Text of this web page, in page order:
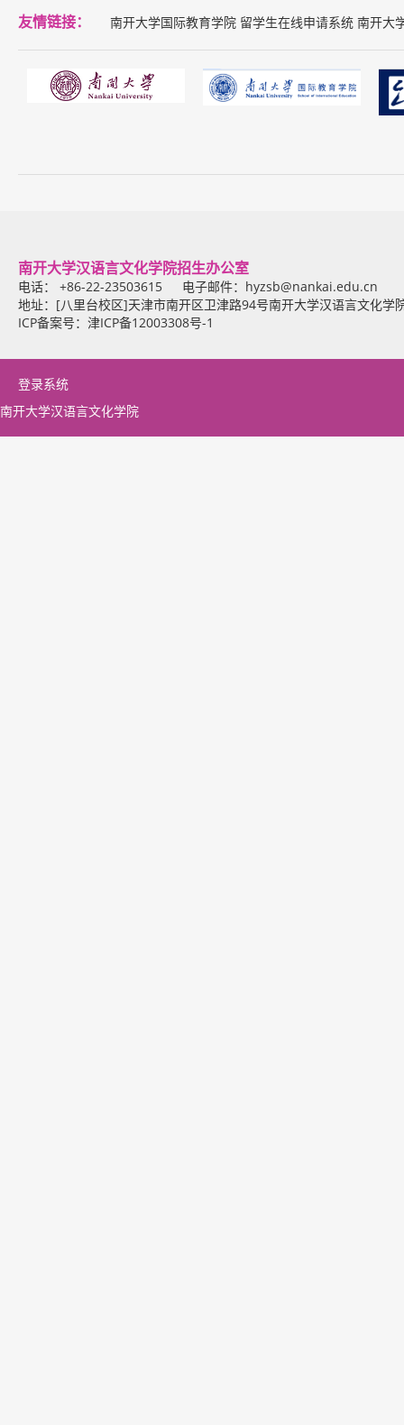
友情链接： 南开大学国际教育学院 留学生在线申请系统 南开大
南开大学汉语言文化学院招生办公室
电话： +86-22-23503615 电子邮件： hyzsb@nankai.edu.cn
地址：[八里台校区]天津市南开区卫津路94号南开大学汉语言文化
ICP备案号：津ICP备12003308号-1
登录系统
南开大学汉语言文化学院